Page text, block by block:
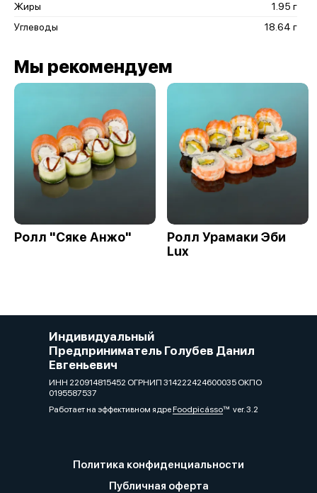
Жиры
1.95 г
Углеводы
18.64 г
Мы рекомендуем
Ролл "Сяке Анжо"
Ролл Урамаки Эби
Lux
Индивидуальный
Предприниматель Голубев Данил
Евгеньевич
ИНН 220914815452 ОГРНИП 314222424600035 ОКПО
0195587537
Работает на эффективном ядреFoodpicássover. 3.2
Политика конфиденциальности
Публичная оферта